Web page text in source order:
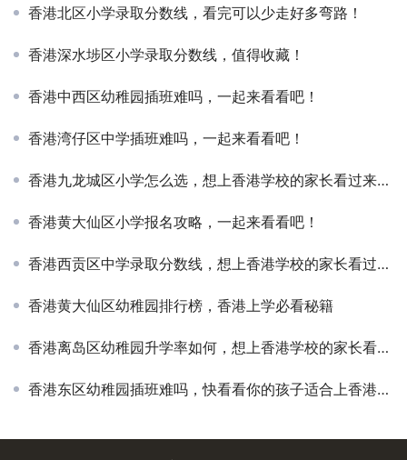
香港北区小学录取分数线，看完可以少走好多弯路！
香港深水埗区小学录取分数线，值得收藏！
香港中西区幼稚园插班难吗，一起来看看吧！
香港湾仔区中学插班难吗，一起来看看吧！
香港九龙城区小学怎么选，想上香港学校的家长看过来吧！
香港黄大仙区小学报名攻略，一起来看看吧！
香港西贡区中学录取分数线，想上香港学校的家长看过来吧！
香港黄大仙区幼稚园排行榜，香港上学必看秘籍
香港离岛区幼稚园升学率如何，想上香港学校的家长看过来吧！
香港东区幼稚园插班难吗，快看看你的孩子适合上香港的学校吗？